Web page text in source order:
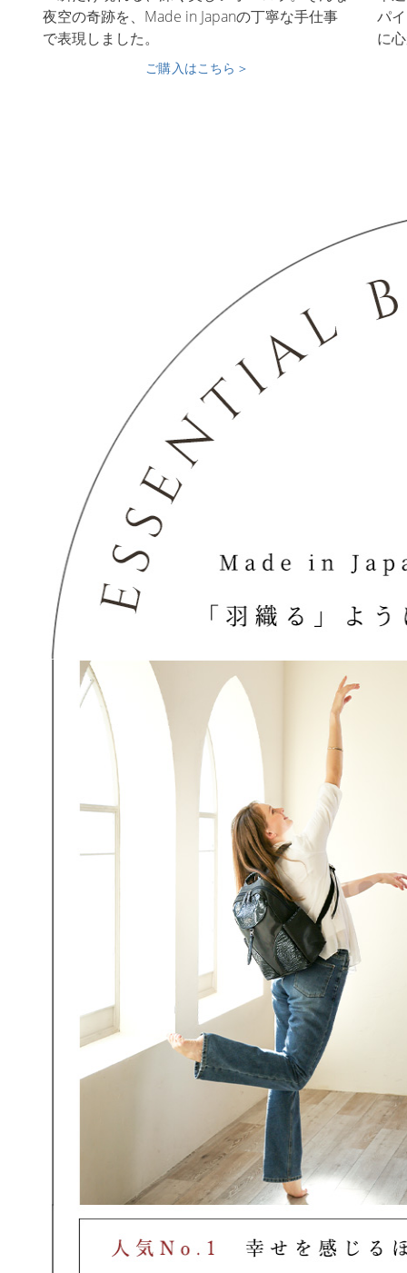
夜空の奇跡を、Made in Japanの丁寧な手仕事
で表現しました。
ご購入はこちら＞
パ
に